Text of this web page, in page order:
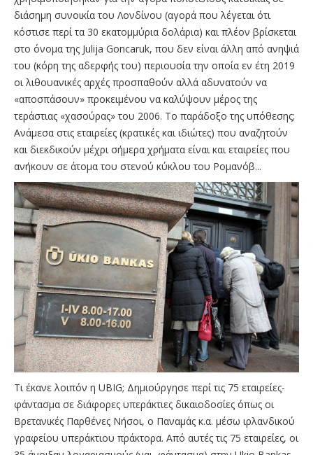
διάσημη συνοικία του Λονδίνου (αγορά που λέγεται ότι
κόστισε περί τα 30 εκατομμύρια δολάρια) και πλέον βρίσκεται
στο όνομα της Julija Goncaruk, που δεν είναι άλλη από ανηψιά
του (κόρη της αδερφής του) περιουσία την οποία εν έτη 2019
οι λιθουανικές αρχές προσπαθούν αλλά αδυνατούν να
«αποσπάσουν» προκειμένου να καλύψουν μέρος της
τεράστιας «χασούρας» του 2006. Το παράδοξο της υπόθεσης;
Ανάμεσα στις εταιρείες (κρατικές και ιδιώτες) που αναζητούν
και διεκδικούν μέχρι σήμερα χρήματα είναι και εταιρείες που
ανήκουν σε άτομα του στενού κύκλου του Ρομανόβ...
Τι έκανε λοιπόν η UBIG; Δημιούργησε περί τις 75 εταιρείες-
φάντασμα σε διάφορες υπεράκτιες δικαιοδοσίες όπως οι
Βρετανικές Παρθένες Νήσοι, ο Παναμάς κ.α. μέσω ιρλανδικού
γραφείου υπεράκτιου πράκτορα. Από αυτές τις 75 εταιρείες, οι